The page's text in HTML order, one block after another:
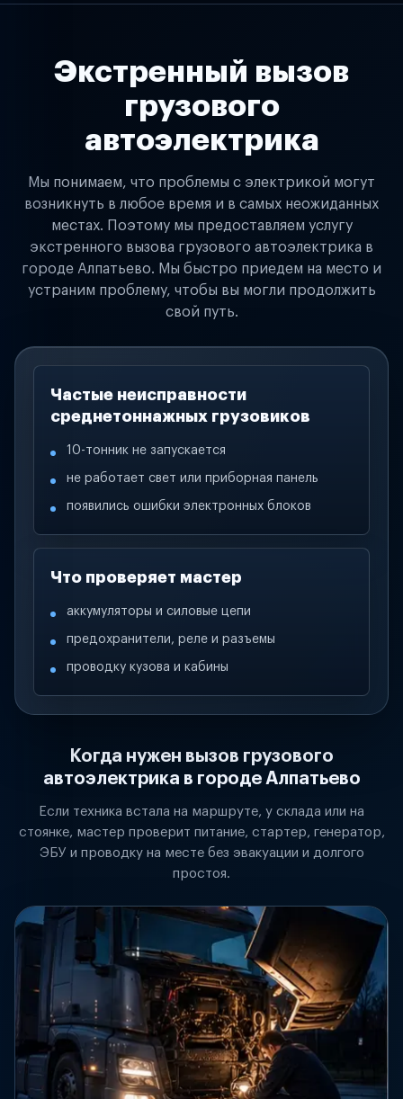
Экстренный вызов
грузового
автоэлектрика
Мы понимаем, что проблемы с электрикой могут
возникнуть в любое время и в самых неожиданных
местах. Поэтому мы предоставляем услугу
экстренного вызова грузового автоэлектрика в
городе Алпатьево. Мы быстро приедем на место и
устраним проблему, чтобы вы могли продолжить
свой путь.
Частые неисправности
среднетоннажных грузовиков
10-тонник не запускается
не работает свет или приборная панель
появились ошибки электронных блоков
Что проверяет мастер
аккумуляторы и силовые цепи
предохранители, реле и разъемы
проводку кузова и кабины
Когда нужен вызов грузового
автоэлектрика в городе Алпатьево
Если техника встала на маршруте, у склада или на
стоянке, мастер проверит питание, стартер, генератор,
ЭБУ и проводку на месте без эвакуации и долгого
простоя.